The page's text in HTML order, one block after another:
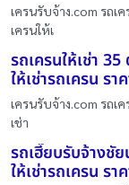
เครนรับจ้าง.com รถเ
เครนให้เ
รถเครนให้เช่า
ให้เช่ารถเครน รา
เครนรับจ้าง.com รถเ
เช่า
รถเฮี๊ยบรับจ้างชัย
ให้เช่ารถเครน รา